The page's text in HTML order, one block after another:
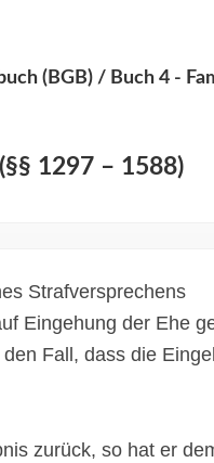
(BGB) / Buch 4 -
1297 – 1588)
Strafversprechens
Eingehung der Ehe
Fall, dass die
zurück, so hat er